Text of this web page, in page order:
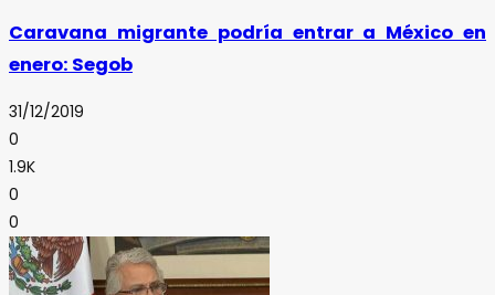
Caravana migrante podría entrar a México en
enero: Segob
31/12/2019
0
1.9K
0
0